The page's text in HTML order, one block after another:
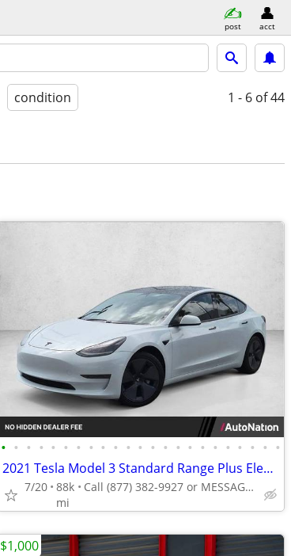
post acct
condition 1 - 6 of 44
• • • • • • • • • • • • • • • • • • • • • • •
2021 Tesla Model 3 Standard Range Plus Electric AUTONATION
7/20 88k
mi
Call (877) 382-9927 or MESSAGE/CHAT to confirm availability
$1,000